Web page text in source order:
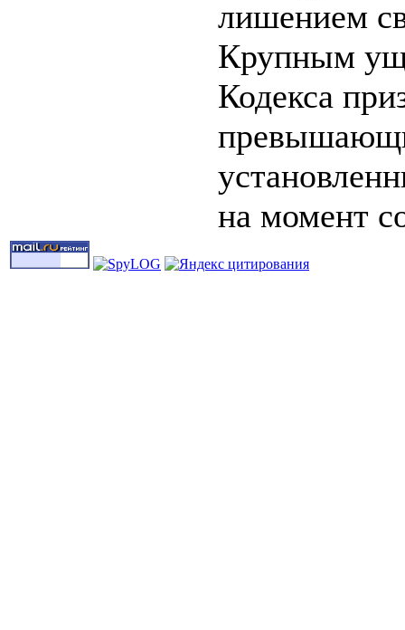
лишением
Крупным
Кодекса
на момент